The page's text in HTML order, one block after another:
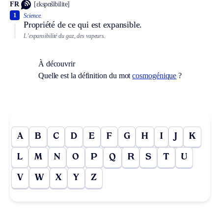
FR [ɛkspɑ̃sibilite]
Science.
Propriété de ce qui est expansible.
1
L’expansibilité du gaz, des vapeurs.
À découvrir
Quelle est la définition du motcosmogénique ?
A B C D E F G H I J K
L M N O P Q R S T U
V W X Y Z